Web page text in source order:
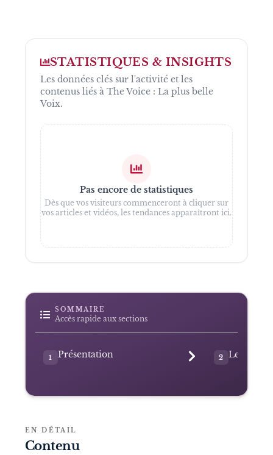
STATISTIQUES & INSIGHTS
Les données clés sur l'activité et les
contenus liés à The Voice : La plus belle
Voix.
Pas encore de statistiques
Dès que vos visiteurs commenceront à cliquer sur
vos articles et vidéos, les tendances apparaîtront ici.
SOMMAIRE
Accès rapide aux sections
1 Présentation 2 Le
EN DÉTAIL
Contenu